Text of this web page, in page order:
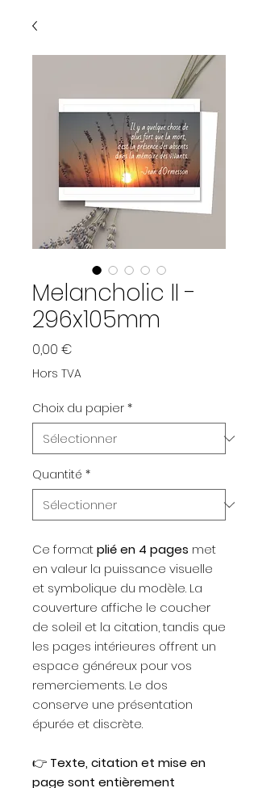
Melancholic II -
296x105mm
0,00 €
Hors TVA
Choix du papier *
Quantité *
Ce formatplié en 4 pages met
en valeur la puissance visuelle
et symbolique du modèle. La
couverture affiche le coucher
de soleil et la citation, tandis que
les pages intérieures offrent un
espace généreux pour vos
remerciements. Le dos
conserve une présentation
épurée et discrète.
👉 Texte, citation et mise en
page sont entièrement